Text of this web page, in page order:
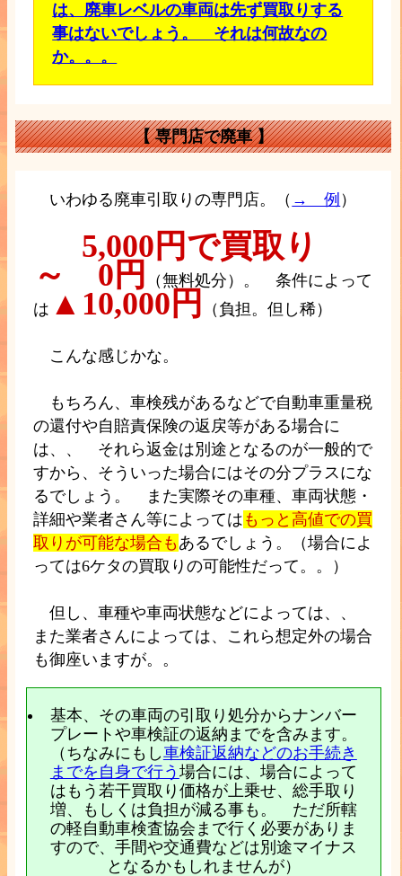
は、廃車レベルの車両は先ず買取りする
事はないでしょう。 それは何故なの
か。。。
【 専門店で廃車 】
いわゆる廃車引取りの専門店。（ → 例 ）
5,000円で買取り
～ 0円
（無料処分）。 条件によって
は ▲10,000円 （負担。但し稀）
こんな感じかな。
もちろん、車検残があるなどで自動車重量税
の還付や自賠責保険の返戻等がある場合に
は、、 それら返金は別途となるのが一般的で
すから、そういった場合にはその分プラスにな
るでしょう。 また実際その車種、車両状態・
詳細や業者さん等によっては もっと高値での買
取りが可能な場合もあるでしょう。（場合によ
っては6ケタの買取りの可能性だって。。）
但し、車種や車両状態などによっては、、
また業者さんによっては、これら想定外の場合
も御座いますが。。
基本、その車両の引取り処分からナンバー
プレートや車検証の返納までを含みます。
（ちなみにもし車検証返納などのお手続き
までを自身で行う 場合には、場合によって
はもう若干買取り価格が上乗せ、総手取り
増、もしくは負担が減る事も。 ただ所轄
の軽自動車検査協会まで行く必要がありま
すので、手間や交通費などは別途マイナス
となるかもしれませんが）